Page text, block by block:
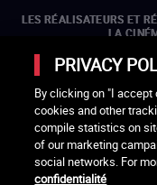
LES RÉALISATEURS ET
LA
Olivier Assayas, Bertrand
l'ARP), Rebecca
LES ORGANISMES
PRIVACY
By clicking on "I
cookies and other
compile statistics on
of our marketing
social networks. For
confidentialité